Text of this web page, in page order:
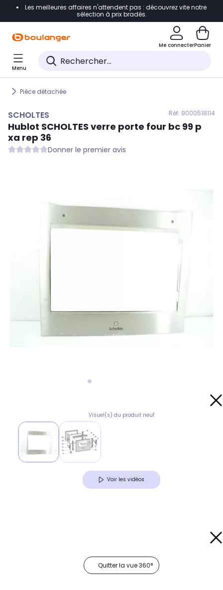
Accéder directement à la navigation
Accéder directement au pied de page
Accéder directement au chatbot
Les meilleures affaires n'attendent pas : découvrez vite notre
sélection à prix bradés.
Me connecterPanier
Menu
Pièce détachée
SCHOLTES Réf. 9000518114
Hublot SCHOLTES verre porte four bc 99 p
xa rep 36
Donner le premier avis
Visuel(s) du produit neuf
Voir les vidéos
Quitter la vue 360°